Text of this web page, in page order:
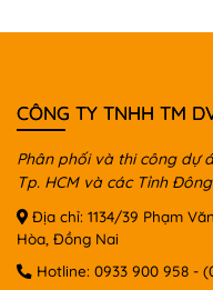
CÔNG TY TNHH TM
Phân phối và thi công dự
Tp. HCM và các Tỉnh
Địa chỉ: 1134/39 Phạm
Hòa, Đồng Nai
Hotline: 0933 900 958 -